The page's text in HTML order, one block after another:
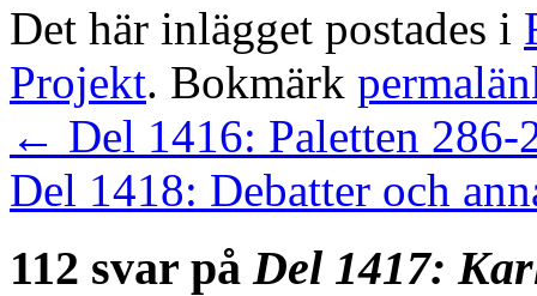
Det här inlägget postades i
Projekt. Bokmärk
← Del 1416: Paletten 286-
Del 1418: Debatter och
112 svar på Del 1417: